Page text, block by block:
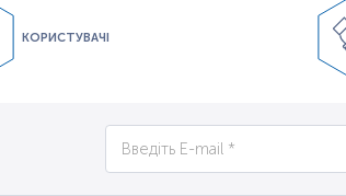
КОРИСТУВАЧІ